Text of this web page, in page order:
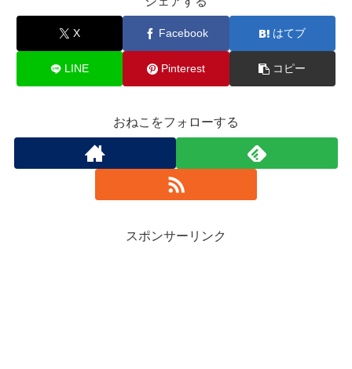
X Facebook はてブ
LINE Pinterest コピー
おねこをフォローする
スポンサーリンク